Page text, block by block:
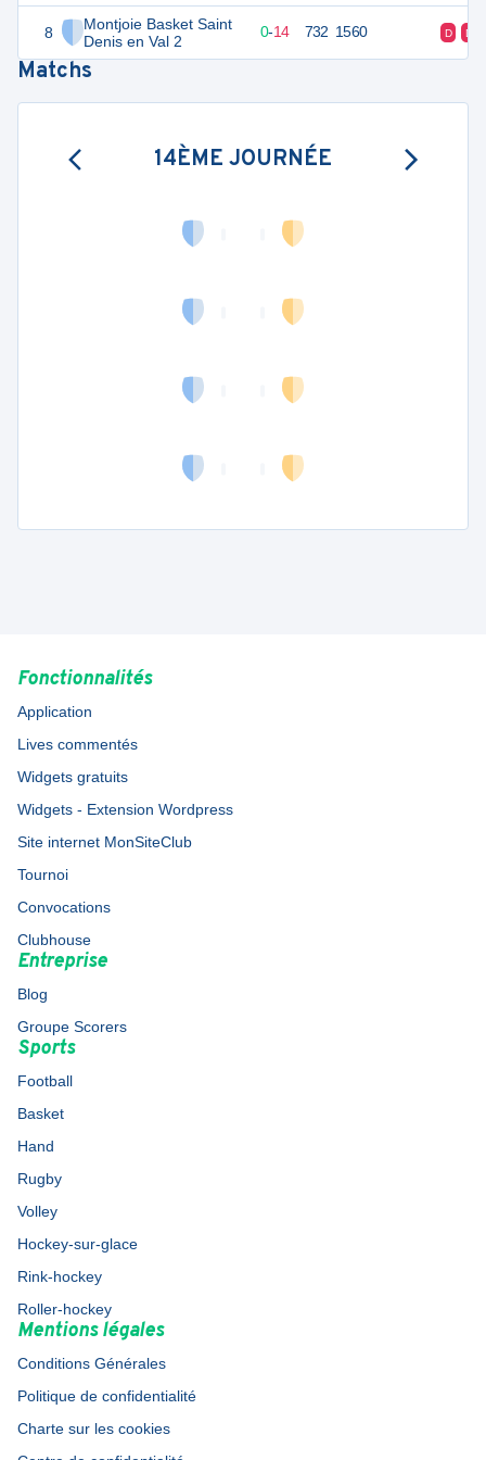
8
Montjoie Basket Saint
Denis en Val 2
14 14 0-14 732 1560 D D
Matchs
14ÈME JOURNÉE
Fonctionnalités
Application
Lives commentés
Widgets gratuits
Widgets - Extension Wordpress
Site internet MonSiteClub
Tournoi
Convocations
Clubhouse
Entreprise
Blog
Groupe Scorers
Sports
Football
Basket
Hand
Rugby
Volley
Hockey-sur-glace
Rink-hockey
Roller-hockey
Mentions légales
Conditions Générales
Politique de confidentialité
Charte sur les cookies